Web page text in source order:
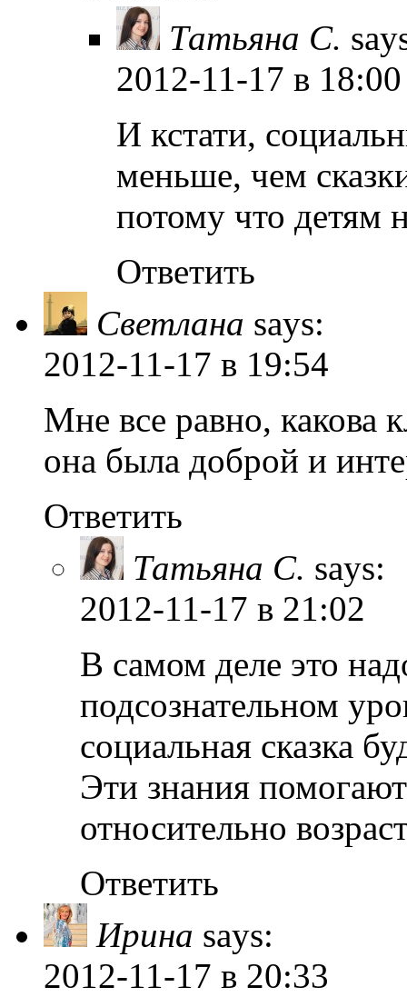
Татьяна С.
2012-11-17 в 18:00
И кстати,
меньше, чем
потому что детям
Ответить
Светлана says:
2012-11-17 в 19:54
Мне все равно, какова
она была доброй и
Ответить
Татьяна С. says:
2012-11-17 в 21:02
В самом деле это
подсознательном
социальная сказка
Эти знания
относительно
Ответить
Ирина says:
2012-11-17 в 20:33